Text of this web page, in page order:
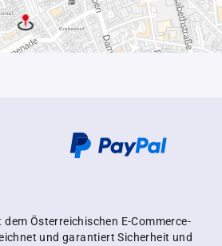
dem Österreichischen E-Commerce-
und garantiert Sicherheit und